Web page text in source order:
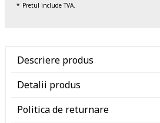
Pretul include TVA.
Descriere produs
Detalii produs
Politica de returnare